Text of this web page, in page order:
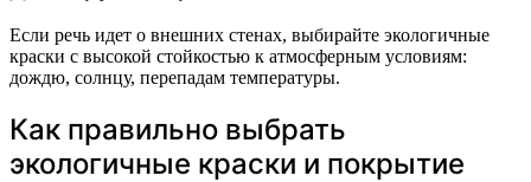
Если речь идет о внешних стенах, выбирайте экологичные
краски с высокой стойкостью к атмосферным условиям:
дождю, солнцу, перепадам температуры.
Как правильно выбрать
экологичные краски и покрытие